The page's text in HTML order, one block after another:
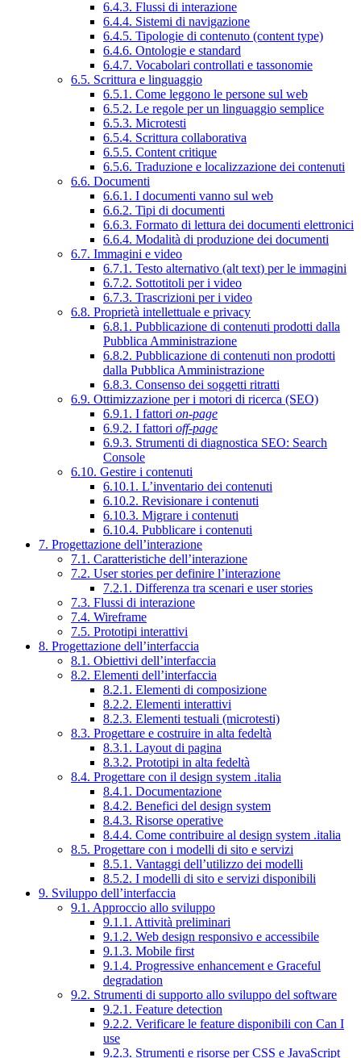
6.4.3. Flussi di interazione
6.4.4. Sistemi di navigazione
6.4.5. Tipologie di contenuto (content type)
6.4.6. Ontologie e standard
6.4.7. Vocabolari controllati e tassonomie
6.5. Scrittura e linguaggio
6.5.1. Come leggono le persone sul web
6.5.2. Le regole per un linguaggio semplice
6.5.3. Microtesti
6.5.4. Scrittura collaborativa
6.5.5. Content critique
6.5.6. Traduzione e localizzazione dei contenuti
6.6. Documenti
6.6.1. I documenti vanno sul web
6.6.2. Tipi di documenti
6.6.3. Formato di lettura dei documenti elettronici
6.6.4. Modalità di produzione dei documenti
6.7. Immagini e video
6.7.1. Testo alternativo (alt text) per le immagini
6.7.2. Sottotitoli per i video
6.7.3. Trascrizioni per i video
6.8. Proprietà intellettuale e privacy
6.8.1. Pubblicazione di contenuti prodotti dalla
Pubblica Amministrazione
6.8.2. Pubblicazione di contenuti non prodotti
dalla Pubblica Amministrazione
6.8.3. Consenso dei soggetti ritratti
6.9. Ottimizzazione per i motori di ricerca (SEO)
6.9.1. I fattori on-page
6.9.2. I fattori off-page
6.9.3. Strumenti di diagnostica SEO: Search
Console
6.10. Gestire i contenuti
6.10.1. L’inventario dei contenuti
6.10.2. Revisionare i contenuti
6.10.3. Migrare i contenuti
6.10.4. Pubblicare i contenuti
7. Progettazione dell’interazione
7.1. Caratteristiche dell’interazione
7.2. User stories per definire l’interazione
7.2.1. Differenza tra scenari e user stories
7.3. Flussi di interazione
7.4. Wireframe
7.5. Prototipi interattivi
8. Progettazione dell’interfaccia
8.1. Obiettivi dell’interfaccia
8.2. Elementi dell’interfaccia
8.2.1. Elementi di composizione
8.2.2. Elementi interattivi
8.2.3. Elementi testuali (microtesti)
8.3. Progettare e costruire in alta fedeltà
8.3.1. Layout di pagina
8.3.2. Prototipi in alta fedeltà
8.4. Progettare con il design system .italia
8.4.1. Documentazione
8.4.2. Benefici del design system
8.4.3. Risorse operative
8.4.4. Come contribuire al design system .italia
8.5. Progettare con i modelli di sito e servizi
8.5.1. Vantaggi dell’utilizzo dei modelli
8.5.2. I modelli di sito e servizi disponibili
9. Sviluppo dell’interfaccia
9.1. Approccio allo sviluppo
9.1.1. Attività preliminari
9.1.2. Web design responsivo e accessibile
9.1.3. Mobile first
9.1.4. Progressive enhancement e Graceful
degradation
9.2. Strumenti di supporto allo sviluppo del software
9.2.1. Feature detection
9.2.2. Verificare le feature disponibili con Can I
use
9.2.3. Strumenti e risorse per CSS e JavaScript